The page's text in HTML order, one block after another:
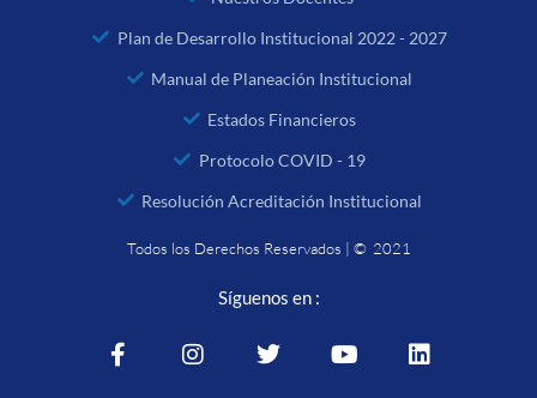
Plan de Desarrollo Institucional 2022 - 2027
Manual de Planeación Institucional
Estados Financieros
Protocolo COVID - 19
Resolución Acreditación Institucional
Todos los Derechos Reservados | © 2021
Síguenos en :